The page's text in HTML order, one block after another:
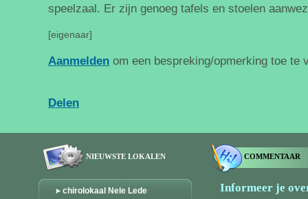
speelzaal. Er zijn genoeg tafels en stoelen
[eigenaar]
Aanmelden om een bespreking/opmerking toe te
Delen
NIEUWSTE LOKALEN
chirolokaal Nele Lede
COMMENTAAR
Informeer je